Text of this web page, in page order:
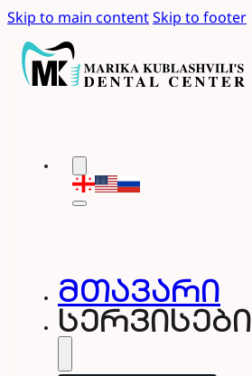
Skip to main contentSkip to footer
მთავარი
სერვისები